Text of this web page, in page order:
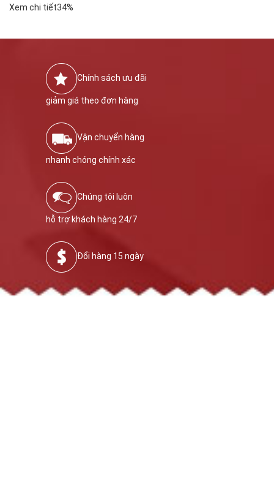
Xem chi tiết34%
Chính sách ưu đãi
giảm giá theo đơn hàng
Vận chuyển hàng
nhanh chóng chính xác
Chúng tôi luôn
hỗ trợ khách hàng 24/7
Đổi hàng 15 ngày